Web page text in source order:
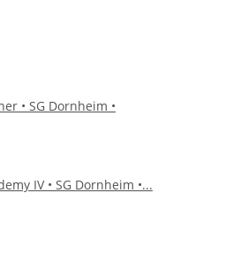
• SG Dornheim •